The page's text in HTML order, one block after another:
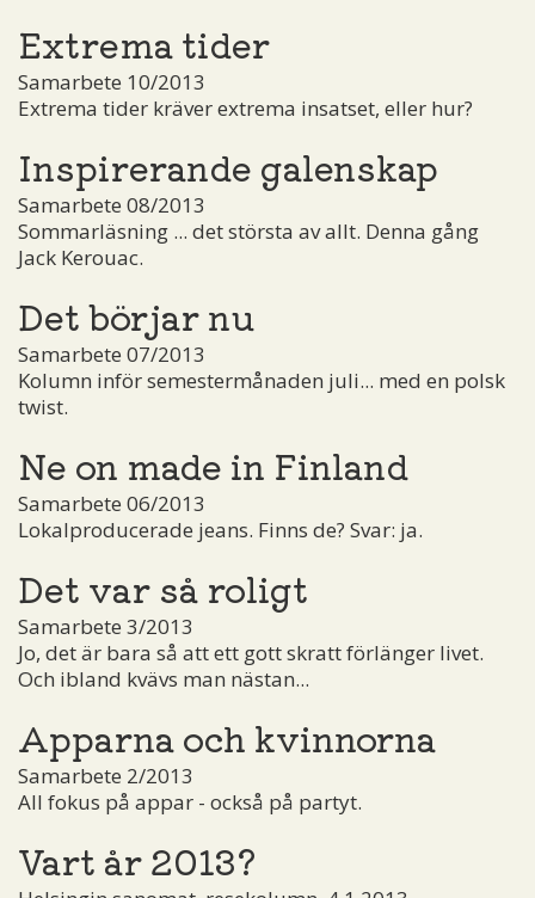
Extrema tider
Samarbete 10/2013
Extrema tider kräver extrema insatset, eller hur?
Inspirerande galenskap
Samarbete 08/2013
Sommarläsning ... det största av allt. Denna gång
Jack Kerouac.
Det börjar nu
Samarbete 07/2013
Kolumn inför semestermånaden juli... med en polsk
twist.
Ne on made in Finland
Samarbete 06/2013
Lokalproducerade jeans. Finns de? Svar: ja.
Det var så roligt
Samarbete 3/2013
Jo, det är bara så att ett gott skratt förlänger livet.
Och ibland kvävs man nästan...
Apparna och kvinnorna
Samarbete 2/2013
All fokus på appar - också på partyt.
Vart år 2013?